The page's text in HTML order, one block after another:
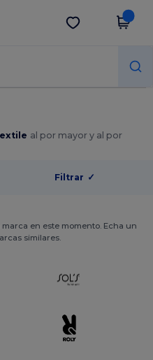
Descargar app
al por mayor y al por
Filtrar ✓
en este momento. Echa un
similares.